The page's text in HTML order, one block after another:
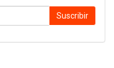
Suscribir